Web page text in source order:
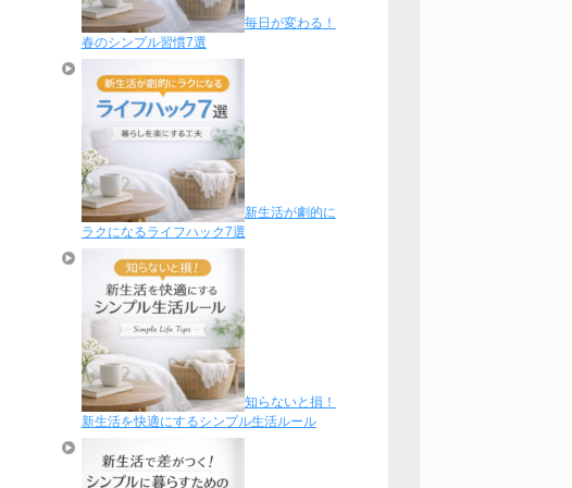
毎日が変わる！
春のシンプル習慣7選
新生活が劇的に
ラクになるライフハック7選
知らないと損！
新生活を快適にするシンプル生活ルール